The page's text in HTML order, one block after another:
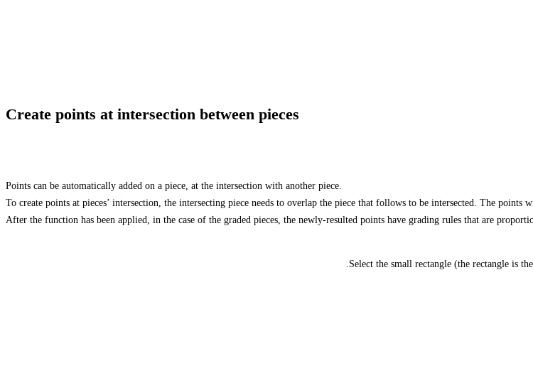
Create points at intersection between pieces
Points can be automatically added on a piece, at the intersection with another piece.
To create points at pieces’ intersection, the intersecting piece needs to overlap the piece that follows to be intersected. The points
After the function has been applied, in the case of the graded pieces, the newly-resulted points have grading rules that are
Select the small rectangle (the rectangle is